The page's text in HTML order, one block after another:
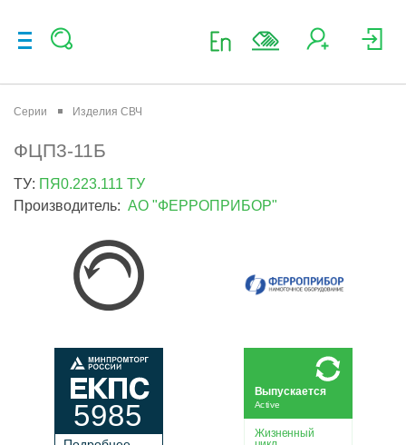
Серии Изделия СВЧ
ФЦП3-11Б
ТУ: ПЯ0.223.111 ТУ
Производитель: АО "ФЕРРОПРИБОР"
5985
Жизненный
Active
Выпускается